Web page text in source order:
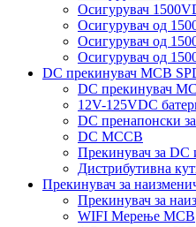
Осигурувач
Осигурувач од
Осигурувач од
Осигурувач од
DC прекинувач MCB
DC прекинувач
12V-125VDC
DC пренапонски
DC MCCB
Прекинувач за DC
Дистрибутивна
Прекинувач за
Прекинувач за
WIFI Мерење MCB